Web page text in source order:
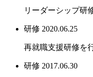
リーダーシップ
研修 2020.06.25
再就職支援研修を
研修 2017.06.30